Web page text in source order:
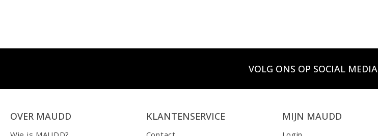
VOLG ONS OP SOCIAL MEDIA
OVER MAUDD KLANTENSERVICE MIJN MAUDD